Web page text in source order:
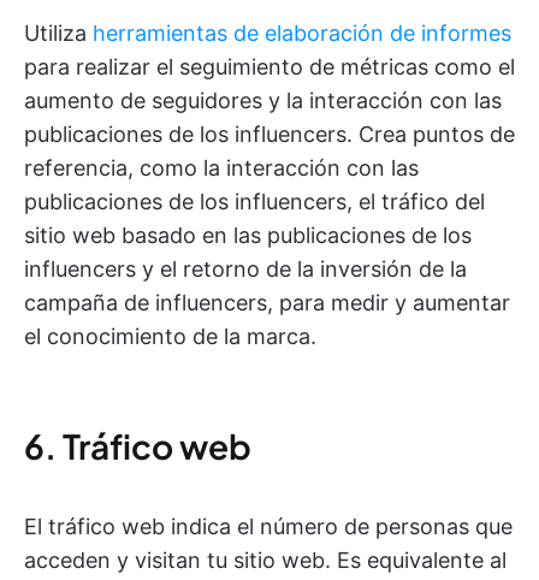
Utiliza herramientas de elaboración de informes
para realizar el seguimiento de métricas como el
aumento de seguidores y la interacción con las
publicaciones de los influencers. Crea puntos de
referencia, como la interacción con las
publicaciones de los influencers, el tráfico del
sitio web basado en las publicaciones de los
influencers y el retorno de la inversión de la
campaña de influencers, para medir y aumentar
el conocimiento de la marca.
6. Tráfico web
El tráfico web indica el número de personas que
acceden y visitan tu sitio web. Es equivalente al